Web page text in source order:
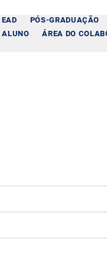
PÓS-GRADUAÇÃO
ALUNO
ÁREA DO